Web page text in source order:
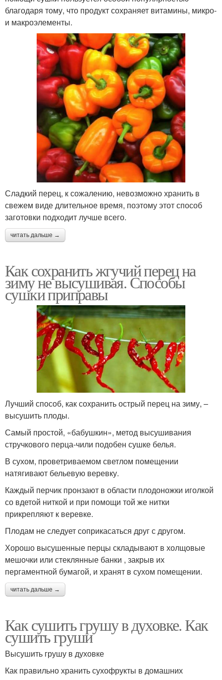
благодаря тому, что продукт сохраняет витамины, микро-
и макроэлементы.
Сладкий перец, к сожалению, невозможно хранить в
свежем виде длительное время, поэтому этот способ
заготовки подходит лучше всего.
читать дальше →
Как сохранить жгучий перец на
зиму не высушивая. Способы
сушки приправы
Лучший способ, как сохранить острый перец на зиму, –
высушить плоды.
Самый простой, «бабушкин», метод высушивания
стручкового перца-чили подобен сушке белья.
В сухом, проветриваемом светлом помещении
натягивают бельевую веревку.
Каждый перчик пронзают в области плодоножки иголкой
со вдетой ниткой и при помощи той же нитки
прикрепляют к веревке.
Плодам не следует соприкасаться друг с другом.
Хорошо высушенные перцы складывают в холщовые
мешочки или стеклянные банки , закрыв их
пергаментной бумагой, и хранят в сухом помещении.
читать дальше →
Как сушить грушу в духовке. Как
сушить груши
Высушить грушу в духовке
Как правильно хранить сухофрукты в домашних